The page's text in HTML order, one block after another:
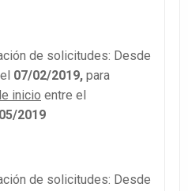
de solicitudes: Desde
07/02/2019, para
inicio entre el
2019
de solicitudes: Desde